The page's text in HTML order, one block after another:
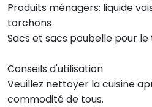
Produits ménagers: liquide
torchons
Sacs et sacs poubelle pour
Conseils d'utilisation
Veuillez nettoyer la cuisine
commodité de tous.